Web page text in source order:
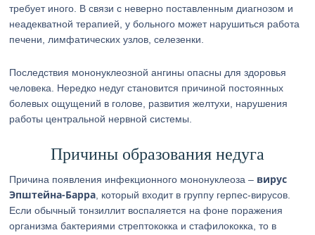
требует иного. В связи с неверно поставленным диагнозом и
неадекватной терапией, у больного может нарушиться работа
печени, лимфатических узлов, селезенки.
Последствия мононуклеозной ангины опасны для здоровья
человека. Нередко недуг становится причиной постоянных
болевых ощущений в голове, развития желтухи, нарушения
работы центральной нервной системы.
Причины образования недуга
Причина появления инфекционного мононуклеоза – вирус
Эпштейна-Барра , который входит в группу герпес-вирусов.
Если обычный тонзиллит воспаляется на фоне поражения
организма бактериями стрептококка и стафилококка, то в